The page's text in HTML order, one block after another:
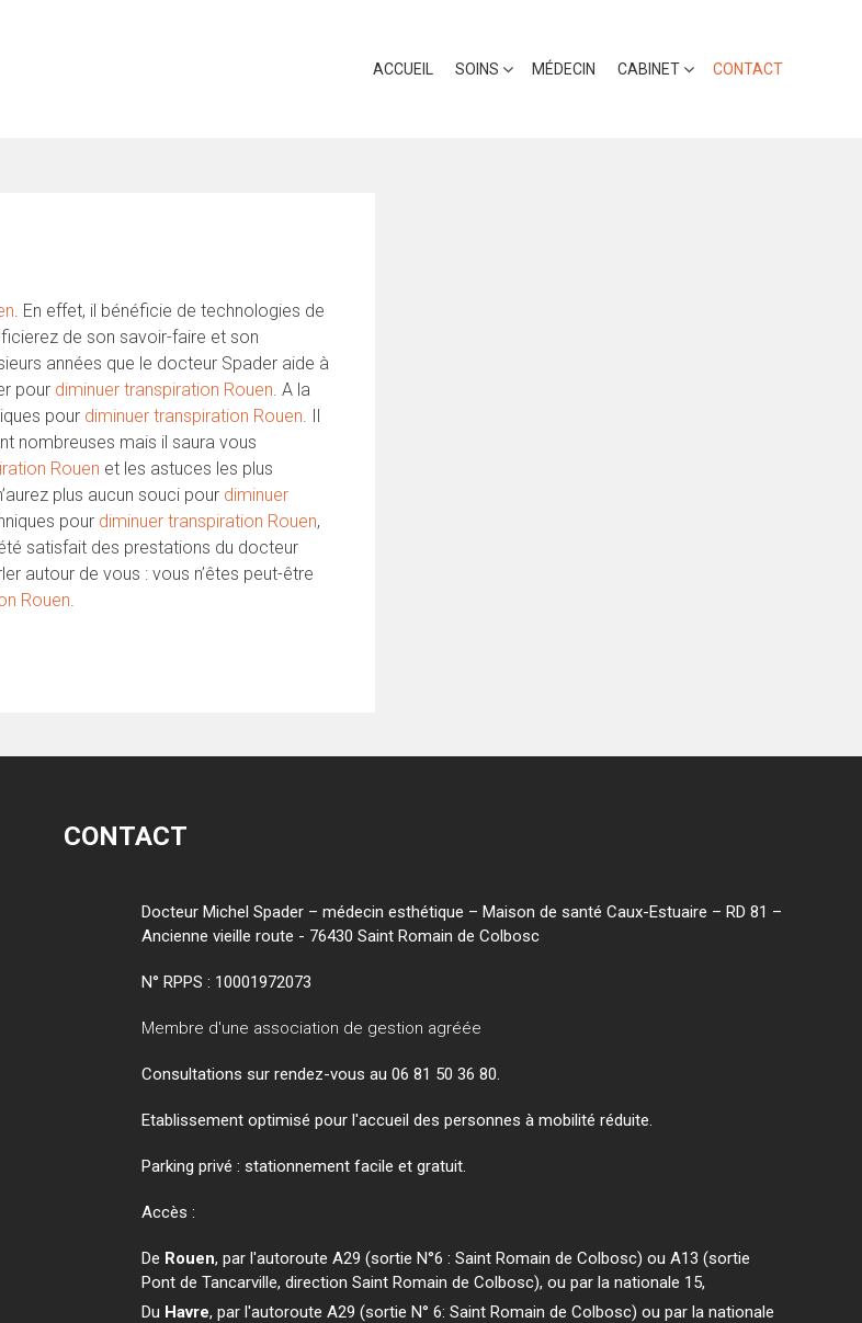
ACCUEIL SOINS MÉDECIN CABINET CONTACT
. En effet, il bénéficie de technologies de
de son savoir-faire et son
années que le docteur Spader aide à
pour diminuer transpiration Rouen. A la
pour diminuer transpiration Rouen. Il
nombreuses mais il saura vous
Rouen et les astuces les plus
plus aucun souci pour diminuer
pour diminuer transpiration Rouen,
satisfait des prestations du docteur
autour de vous : vous n’êtes peut-être
Rouen.
CONTACT
Docteur Michel Spader – médecin esthétique – Maison de santé Caux-Estuaire – RD 81 –
Ancienne vieille route - 76430 Saint Romain de Colbosc
N° RPPS : 10001972073
Membre d'une association de gestion agréée
Consultations sur rendez-vous au 06 81 50 36 80.
Etablissement optimisé pour l'accueil des personnes à mobilité réduite.
Parking privé : stationnement facile et gratuit.
Accès :
De Rouen, par l'autoroute A29 (sortie N°6 : Saint Romain de Colbosc) ou A13 (sortie
Pont de Tancarville, direction Saint Romain de Colbosc), ou par la nationale 15,
Du Havre, par l'autoroute A29 (sortie N° 6: Saint Romain de Colbosc) ou par la nationale